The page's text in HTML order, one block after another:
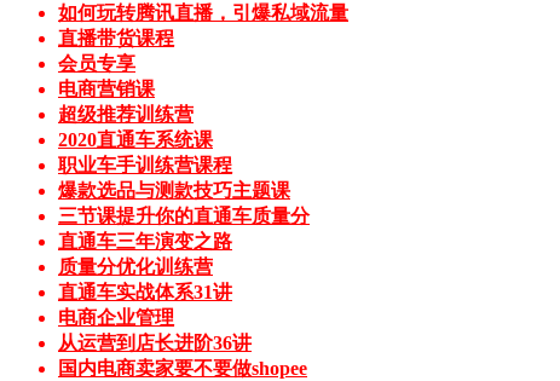
如何玩转腾讯直播，引爆私域流量
直播带货课程
会员专享
电商营销课
超级推荐训练营
2020直通车系统课
职业车手训练营课程
爆款选品与测款技巧主题课
三节课提升你的直通车质量分
直通车三年演变之路
质量分优化训练营
直通车实战体系31讲
电商企业管理
从运营到店长进阶36讲
国内电商卖家要不要做shopee